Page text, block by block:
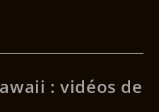
: vidéos de